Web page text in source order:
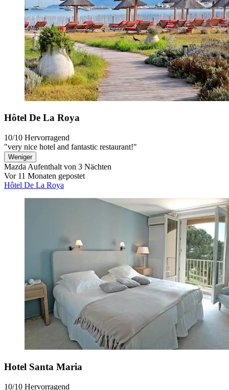
Hôtel De La Roya
10/10 Hervorragend
"very nice hotel and fantastic restaurant!"
Weniger
Mazda Aufenthalt von 3 Nächten
Vor 11 Monaten gepostet
Hôtel De La Roya
Hotel Santa Maria
10/10 Hervorragend